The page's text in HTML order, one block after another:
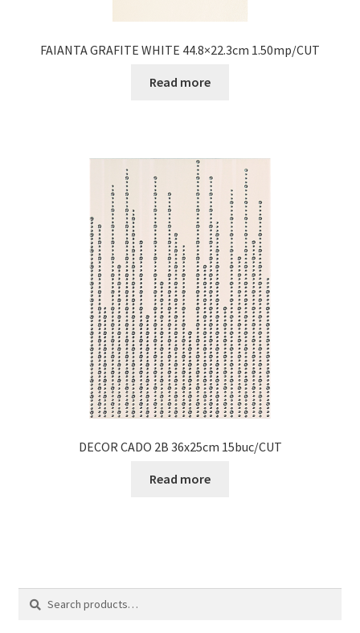
FAIANTA GRAFITE WHITE 44.8×22.3cm 1.50mp/CUT
Read more
DECOR CADO 2B 36x25cm 15buc/CUT
Read more
Search
Search